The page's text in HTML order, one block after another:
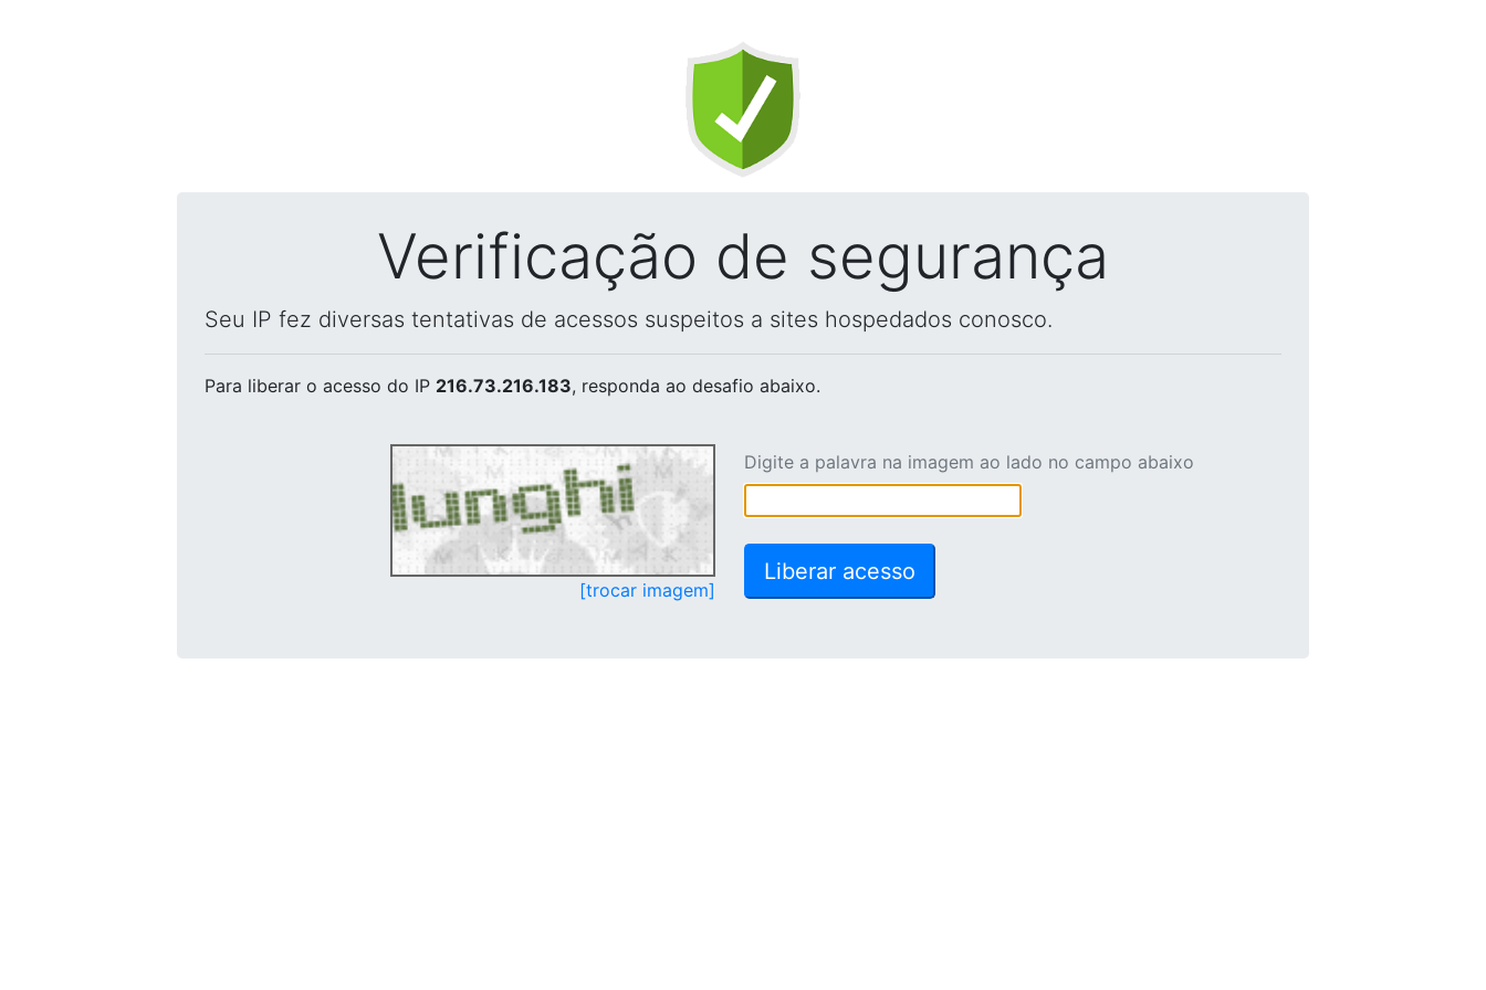
Verificação de segurança
Seu IP fez diversas tentativas de acessos suspeitos a sites hospedados conosco.
Para liberar o acesso do IP 216.73.216.183, responda ao desafio abaixo.
[trocar imagem]
Digite a palavra na imagem ao lado no campo abaixo